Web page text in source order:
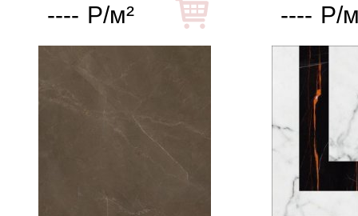
---- Р/м²
---- Р/